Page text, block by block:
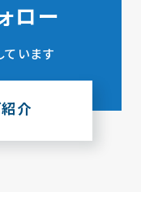
ロー
います
介